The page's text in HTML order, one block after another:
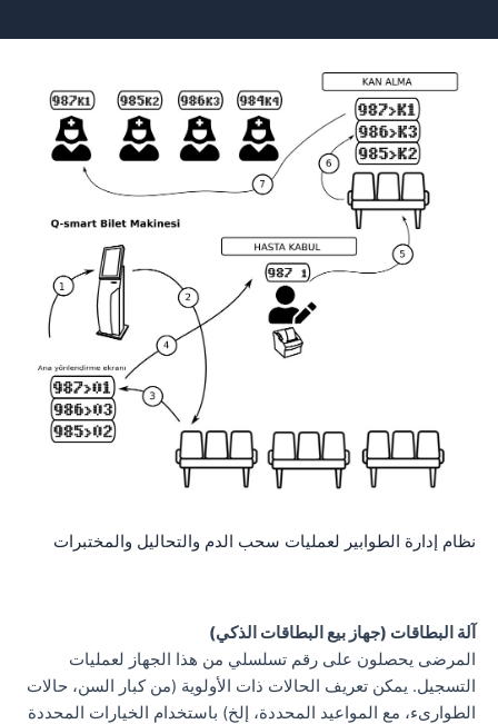
نظام إدارة الطوابير لعمليات سحب الدم والتحاليل والمختبرات
آلة البطاقات (جهاز بيع البطاقات الذكي)
المرضى يحصلون على رقم تسلسلي من هذا الجهاز لعمليات
التسجيل. يمكن تعريف الحالات ذات الأولوية (من كبار السن، حالات
الطوارىء، مع المواعيد المحددة، إلخ) باستخدام الخيارات المحددة